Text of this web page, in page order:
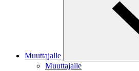
Muuttajalle
Muuttajalle